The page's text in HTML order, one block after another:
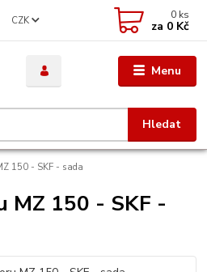
Menu
CZK
Hledat
0 ks
za 0 Kč
150 - SKF - sada
MZ 150 - SKF -